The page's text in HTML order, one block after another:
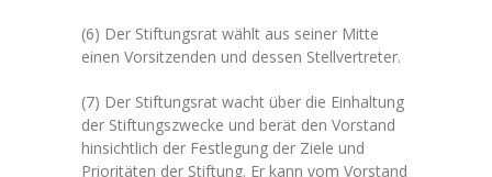
(6) Der Stiftungsrat wählt aus seiner Mitte
einen Vorsitzenden und dessen Stellvertreter.
(7) Der Stiftungsrat wacht über die Einhaltung
der Stiftungszwecke und berät den Vorstand
hinsichtlich der Festlegung der Ziele und
Prioritäten der Stiftung. Er kann vom Vorstand